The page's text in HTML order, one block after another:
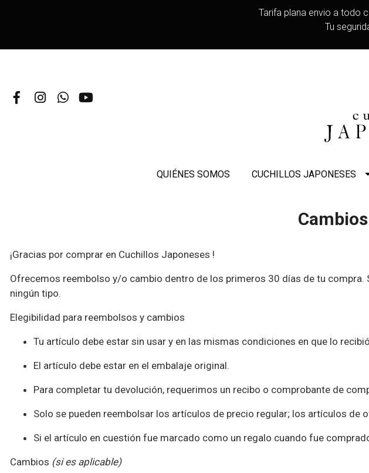
Tarifa plana envio a todo
Tu
QUIÉNES SOMOS CUCHILLOS JAPONESES
¡Gracias por comprar en Cuchillos Japoneses !
Ofrecemos reembolso y/o cambio dentro de los primeros 30 días de tu
ningún tipo.
Elegibilidad para reembolsos y cambios
Tu artículo debe estar sin usar y en las mismas condiciones en que lo
El artículo debe estar en el embalaje original.
Para completar tu devolución, requerimos un recibo o comprobante de
Solo se pueden reembolsar los artículos de precio regular; los artículos de
Si el artículo en cuestión fue marcado como un regalo cuando fue
Cambios (si es aplicable)